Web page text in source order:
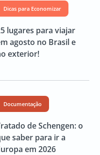
Dicas para Economizar
lugares para viajar
agosto no Brasil e
exterior!
Documentação
de Schengen: o
saber para ir a
em 2026